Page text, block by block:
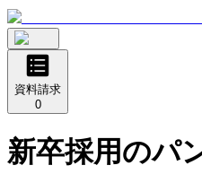
資料請求
0
新卒採用のパ